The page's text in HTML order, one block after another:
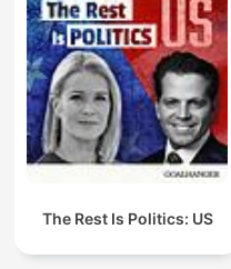
The Rest Is Politics: US